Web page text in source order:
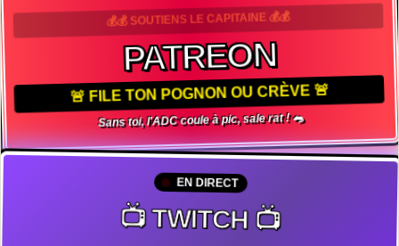
💰💰 SOUTIENS LE CAPITAINE 💰💰
PATREON
🚨 FILE TON POGNON OU CRÈVE 🚨
Sans toi, l'ADC coule à pic, sale rat ! 🐀
EN DIRECT
📺 TWITCH 📺